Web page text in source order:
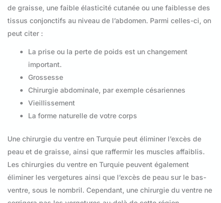
de graisse, une faible élasticité cutanée ou une faiblesse des
tissus conjonctifs au niveau de l’abdomen. Parmi celles-ci, on
peut citer :
La prise ou la perte de poids est un changement
important.
Grossesse
Chirurgie abdominale, par exemple césariennes
Vieillissement
La forme naturelle de votre corps
Une chirurgie du ventre en Turquie peut éliminer l’excès de
peau et de graisse, ainsi que raffermir les muscles affaiblis.
Les chirurgies du ventre en Turquie peuvent également
éliminer les vergetures ainsi que l’excès de peau sur le bas-
ventre, sous le nombril. Cependant, une chirurgie du ventre ne